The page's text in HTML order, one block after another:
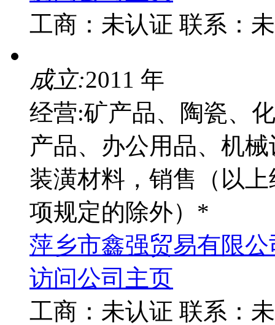
工商： 未认证 联系：
成立:2011 年
经营:矿产品、陶瓷、
产品、办公用品、机
装潢材料，销售（以
项规定的除外）*
萍乡市鑫强贸易有限公
访问公司主页
工商： 未认证 联系：